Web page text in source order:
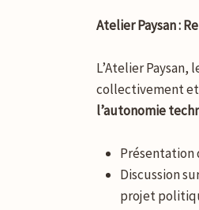
Atelier Paysan :
L’Atelier Paysan,
collectivement
l’autonomie
Présentation
Discussion
projet